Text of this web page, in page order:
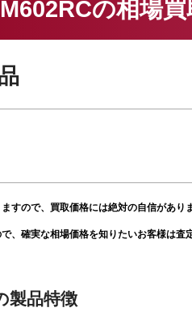
の相場
すので、買取価格には絶対の自信があり
、確実な相場価格を知りたいお客様は査
製品特徴